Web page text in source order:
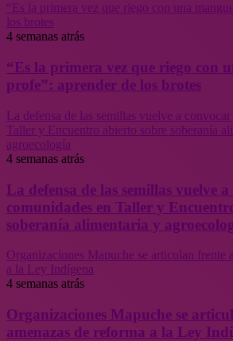
“Es la primera vez que riego con una
los brotes
4 semanas atrás
“Es la primera vez que riego con
profe”: aprender de los brotes
La defensa de las semillas vuelve a
Taller y Encuentro abierto sobre soberanía
agroecología
4 semanas atrás
La defensa de las semillas vuelve
comunidades en Taller y
soberanía alimentaria y
Organizaciones Mapuche se articulan frente
a la Ley Indígena
4 semanas atrás
Organizaciones Mapuche se
amenazas de reforma a la Ley